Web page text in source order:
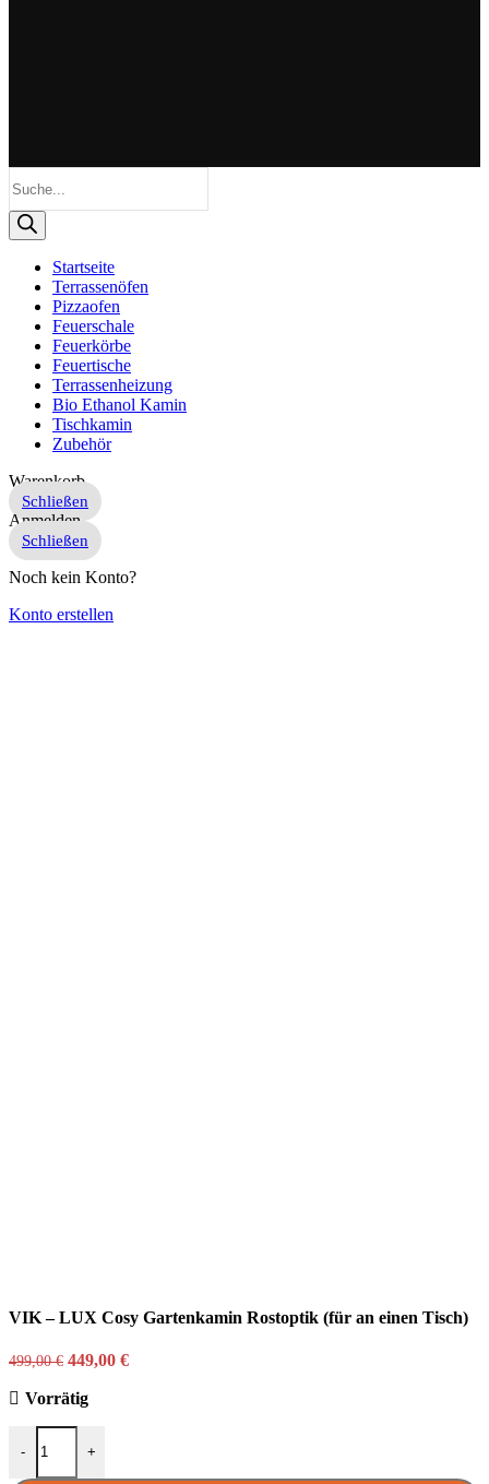
search
Startseite
Terrassenöfen
Pizzaofen
Feuerschale
Feuerkörbe
Feuertische
Terrassenheizung
Bio Ethanol Kamin
Tischkamin
Zubehör
Warenkorb
Schließen
Anmelden
Schließen
Noch kein Konto?
Konto erstellen
VIK – LUX Cosy Gartenkamin Rostoptik (für an einen Tisch)
499,00€ Ursprünglicher
war:
449,00 €Aktueller
Vorrätig
-
VIK – LUX Cosy Gartenkamin Rostoptik (für an einen Tisch) Menge
+